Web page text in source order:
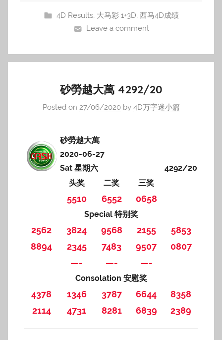
4D Results, 大马彩 1+3D,西马4D成绩
Leave a comment
砂勞越大萬 4292/20
Posted on 27/06/2020by 4D万字迷小篇
砂勞越大萬
2020-06-27
Sat 星期六
4292/20
头奖
二奖 三奖
5510 6552 0658
Special 特别奖
2562 3824 9568 2155
5853
8894
2345 7483 9507
0807
—-
—- —-
Consolation 安慰奖
4378 1346 3787 6644
8358
2114
4731 8281 6839 2389